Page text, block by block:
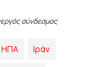
σύνδεσμος
ΗΠΑ Ιράν